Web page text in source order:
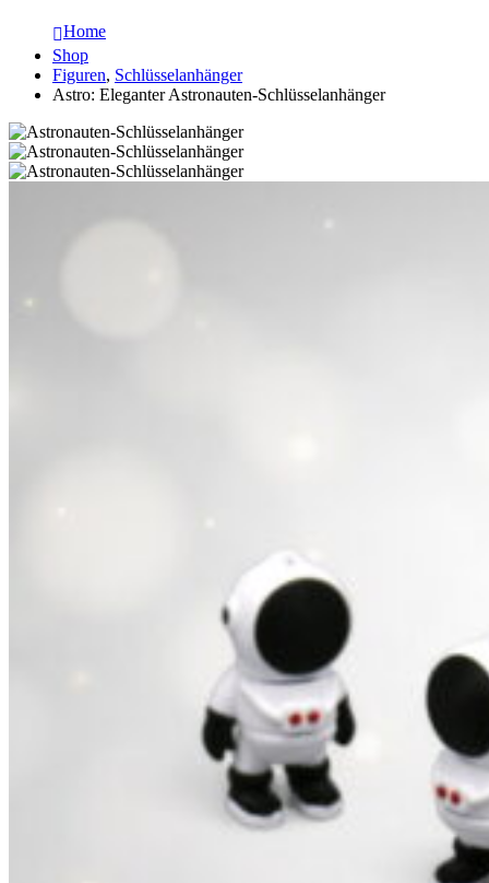
Home
Shop
Figuren, Schlüsselanhänger
Astro: Eleganter Astronauten-Schlüsselanhänger